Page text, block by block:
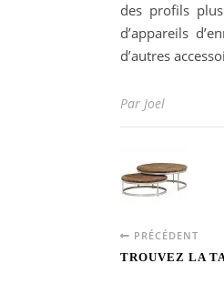
des profils
d’appareils
d’autres
Par Joel
PRÉCÉDENT
TROUVEZ LA